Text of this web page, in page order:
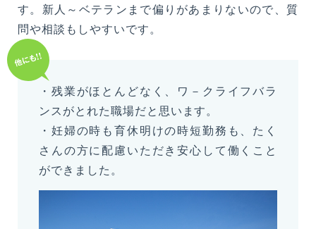
す。新人～ベテランまで偏りがあまりないので、質
問や相談もしやすいです。
・残業がほとんどなく、ワ－クライフバラ
ンスがとれた職場だと思います。
・妊婦の時も育休明けの時短勤務も、たく
さんの方に配慮いただき安心して働くこと
ができました。